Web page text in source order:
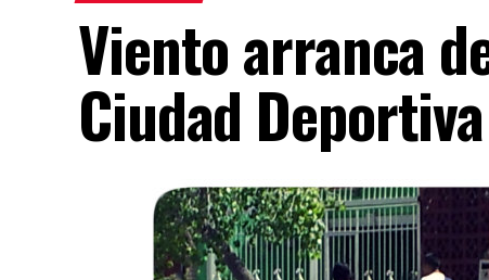
Viento arranca
Ciudad Deportiva